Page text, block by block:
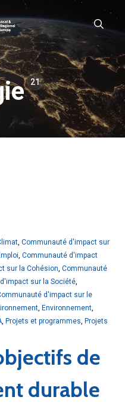
21
, Communauté d'impact sur
Communauté d'impact
sur la Cohésion Communauté
sur la Société,
d'impact sur le
, Environnement,
, Projets et programmes Projets
de
durable